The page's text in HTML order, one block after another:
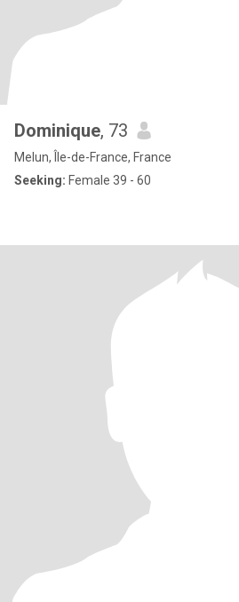
Dominique, 73
Melun, Île-de-France, France
Seeking: Female 39 - 60